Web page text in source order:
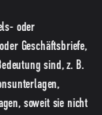
oder
Geschäftsbriefe,
sind, z. B.
soweit sie nicht